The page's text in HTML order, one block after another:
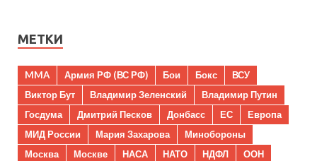
МЕТКИ
MMA Армия РФ (ВС РФ) Бои Бокс
ВСУ
Виктор Бут
Владимир Зеленский
Владимир Путин
Госдума
Дмитрий Песков Донбасс ЕС
Европа
МИД России
Мария Захарова
Минобороны
Москва
Москве НАСА НАТО НДФЛ
ООН